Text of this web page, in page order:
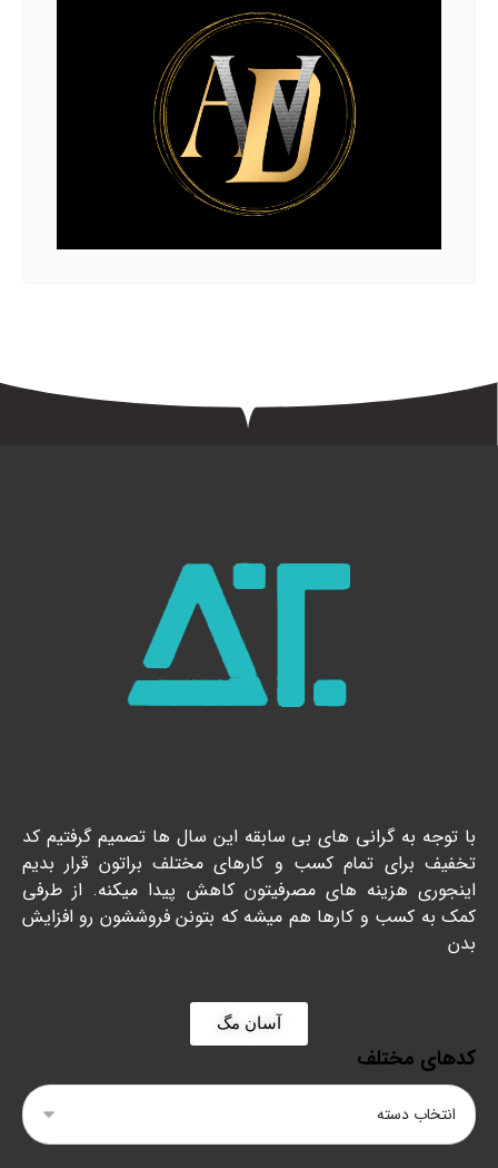
با توجه به گرانی های بی سابقه این سال ها تصمیم گرفتیم کد
تخفیف برای تمام کسب و کارهای مختلف براتون قرار بدیم
اینجوری هزینه های مصرفیتون کاهش پیدا میکنه. از طرفی
کمک به کسب و کارها هم میشه که بتونن فروششون رو افزایش
بدن
آسان مگ
کدهای مختلف